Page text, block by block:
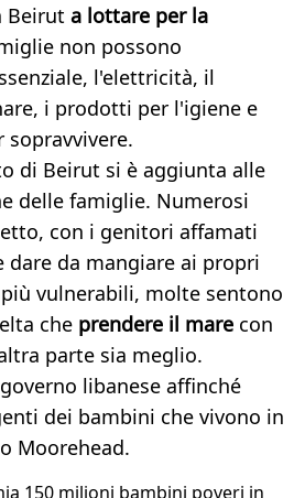
Beirut a lottare per la
non possono
l'elettricità, il
i prodotti per l'igiene e
sopravvivere.
di Beirut si è aggiunta alle
delle famiglie. Numerosi
con i genitori affamati
dare da mangiare ai propri
vulnerabili, molte sentono
che prendere il mare con
parte sia meglio.
libanese affinché
dei bambini che vivono in
Moorehead.
150 milioni bambini poveri in